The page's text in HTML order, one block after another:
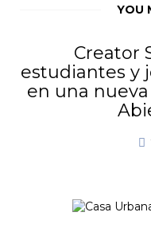
YOU
Creator
estudiantes y
en una